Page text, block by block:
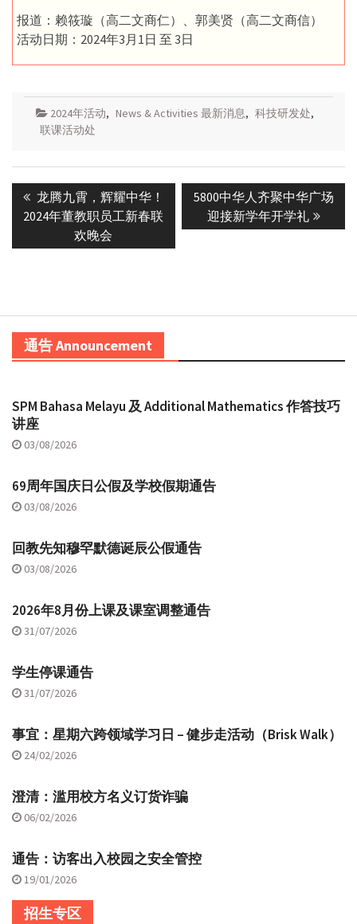
报道：赖筱璇（高二文商仁）、郭美贤（高二文商信）
活动日期：2024年3月1日 至 3日
2024年活动, News & Activities 最新消息, 科技研发处,
联课活动处
Post
navigation
Previous
post:
龙腾九霄，辉耀中华！
2024年董教职员工新春联
欢晚会
Next
post:
5800中华人齐聚中华广场
迎接新学年开学礼
通告 Announcement
SPM Bahasa Melayu 及 Additional Mathematics 作答技巧
讲座
03/08/2026
69周年国庆日公假及学校假期通告
03/08/2026
回教先知穆罕默德诞辰公假通告
03/08/2026
2026年8月份上课及课室调整通告
31/07/2026
学生停课通告
31/07/2026
事宜：星期六跨领域学习日 – 健步走活动（Brisk Walk）
24/02/2026
澄清：滥用校方名义订货诈骗
06/02/2026
通告：访客出入校园之安全管控
19/01/2026
招生专区